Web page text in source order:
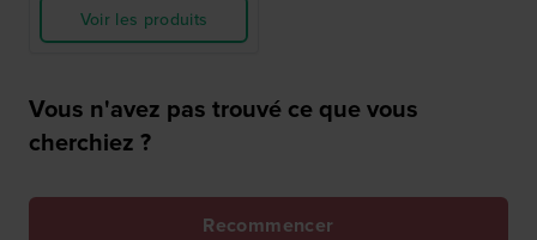
Voir les produits
Vous n'avez pas trouvé ce que vous
cherchiez ?
Recommencer